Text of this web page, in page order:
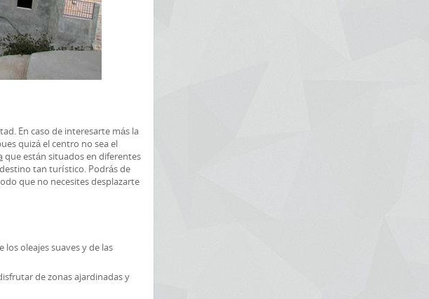
En caso de interesarte más la
quizá el centro no sea el
que están situados en diferentes
tan turístico. Podrás de
que no necesites desplazarte
los oleajes suaves y de las
de zonas ajardinadas y